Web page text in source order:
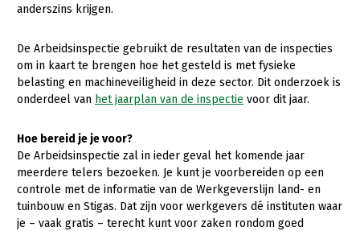
Kalverhouderij
Konijnenhouderij
Melkveehouderij
Paardenhouderij
Pluimveehouderij
Schapenhouderij
Varkenshouderij
Biologische Landbouw
Bollenteelt
Bomen, vaste planten en zomerbloemen
Fruitteelt
Glastuinbouw
Paddenstoelen
Vollegrondsgroente
Multifunctioneel
Vrouw en Bedrijf
Onderwerpen
Nieuws
Webinars
Over LTO
LTO Nederland
anderszins krijgen.
De Arbeidsinspectie gebruikt de resultaten van de inspecties
om in kaart te brengen hoe het gesteld is met fysieke
belasting en machineveiligheid in deze sector. Dit onderzoek is
onderdeel van het jaarplan van de inspectie voor dit jaar.
Hoe bereid je je voor?
De Arbeidsinspectie zal in ieder geval het komende jaar
meerdere telers bezoeken. Je kunt je voorbereiden op een
controle met de informatie van de Werkgeverslijn land- en
tuinbouw en Stigas. Dat zijn voor werkgevers dé instituten waar
je – vaak gratis – terecht kunt voor zaken rondom goed